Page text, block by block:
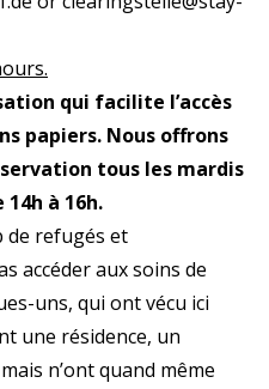
qui facilite l’accès
papiers. Nous offrons
tous les mardis
à 16h.
de refugés et
accéder aux soins de
uns, qui ont vécu ici
une résidence, un
n’ont quand même